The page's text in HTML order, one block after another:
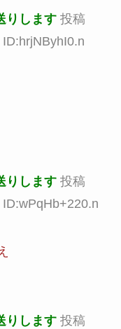
りします 投稿
りします 投稿
りします 投稿